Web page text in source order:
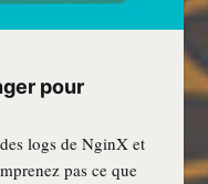
pour
logs de NginX et
pas ce que